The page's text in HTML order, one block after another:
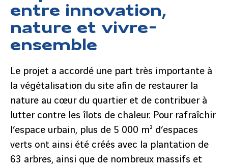
entre innovation,
nature et vivre-
ensemble
Le projet a accordé une part très importante à
la végétalisation du site afin de restaurer la
nature au cœur du quartier et de contribuer à
lutter contre les îlots de chaleur. Pour rafraîchir
l’espace urbain, plus de 5 000 m² d’espaces
verts ont ainsi été créés avec la plantation de
63 arbres, ainsi que de nombreux massifs et